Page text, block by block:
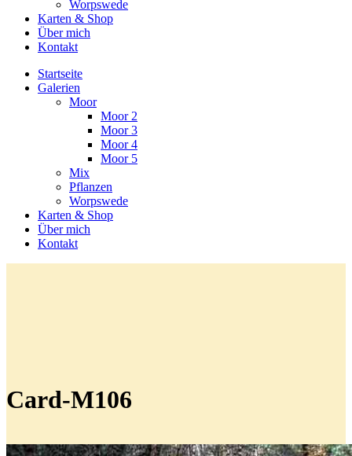
Worpswede
Karten & Shop
Über mich
Kontakt
Startseite
Galerien
Moor
Moor 2
Moor 3
Moor 4
Moor 5
Mix
Pflanzen
Worpswede
Karten & Shop
Über mich
Kontakt
Card-M106